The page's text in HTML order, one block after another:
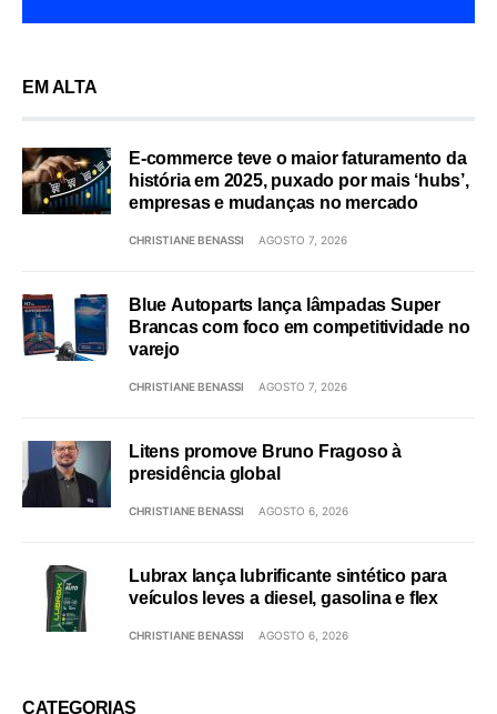
EM ALTA
E-commerce teve o maior faturamento da
história em 2025, puxado por mais ‘hubs’,
empresas e mudanças no mercado
CHRISTIANE BENASSI AGOSTO 7, 2026
Blue Autoparts lança lâmpadas Super
Brancas com foco em competitividade no
varejo
CHRISTIANE BENASSI AGOSTO 7, 2026
Litens promove Bruno Fragoso à
presidência global
CHRISTIANE BENASSI AGOSTO 6, 2026
Lubrax lança lubrificante sintético para
veículos leves a diesel, gasolina e flex
CHRISTIANE BENASSI AGOSTO 6, 2026
CATEGORIAS